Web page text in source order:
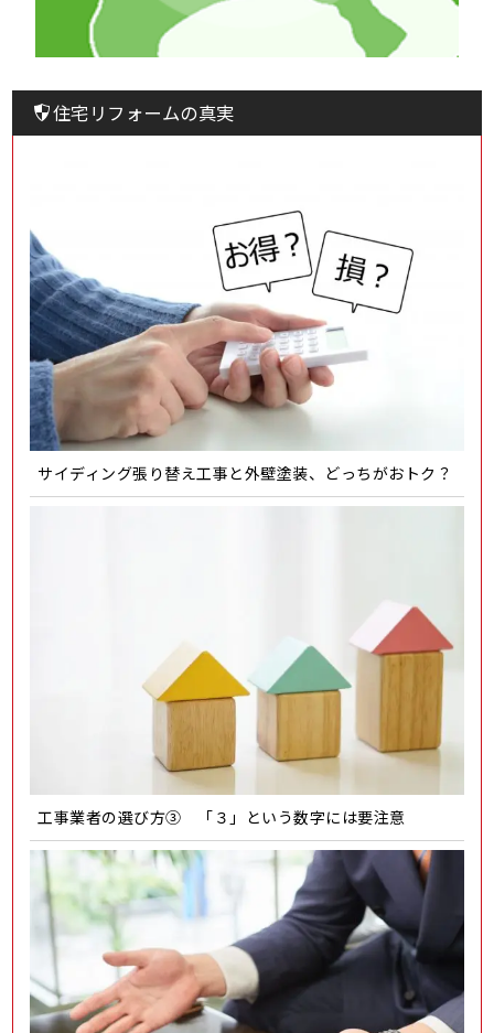
住宅リフォームの真実
サイディング張り替え工事と外壁塗装、どっちがおトク？
工事業者の選び方③ 「３」という数字には要注意